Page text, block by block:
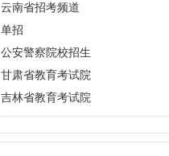
云南省招考频道
单招
公安警察院校招生
甘肃省教育考试院
吉林省教育考试院